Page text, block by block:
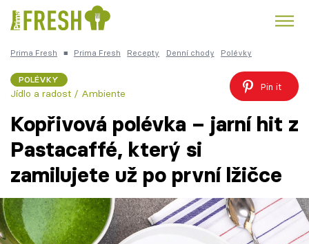
Česká kuchyně Čokoláda
Témata
Recepty
Prima Fresh ■ Prima Fresh Recepty Denní chody Polévky
POLÉVKY
Jídlo a radost / Ambiente
Pin it
Kopřivová polévka – jarní hit z
Pastacaffé, který si
zamilujete už po první lžičce